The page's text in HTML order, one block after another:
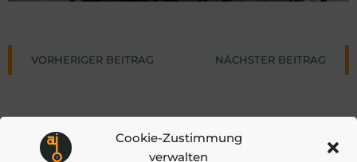
Cookie-Zustimmung
verwalten
Post
navigation
VORHERIGER BEITRAG
Post
NÄCHSTER BEITRAG